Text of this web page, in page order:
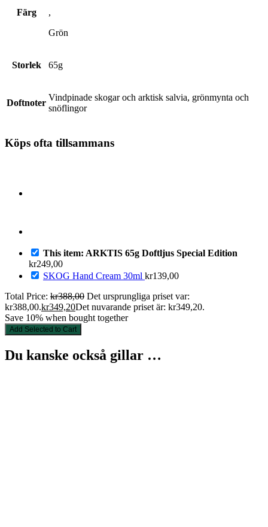
Färg
,
Grön
Storlek 65g
Doftnoter
Vindpinade skogar och arktisk salvia, grönmynta och
snöflingor
Köps ofta tillsammans
This item: ARKTIS 65g Doftljus Special Edition
kr249,00
SKOG Hand Cream 30ml kr139,00
Total Price: kr388,00 Det ursprungliga priset var:
kr388,00.kr349,20Det nuvarande priset är: kr349,20.
Save 10% when bought together
Add Selected to Cart
Du kanske också gillar …